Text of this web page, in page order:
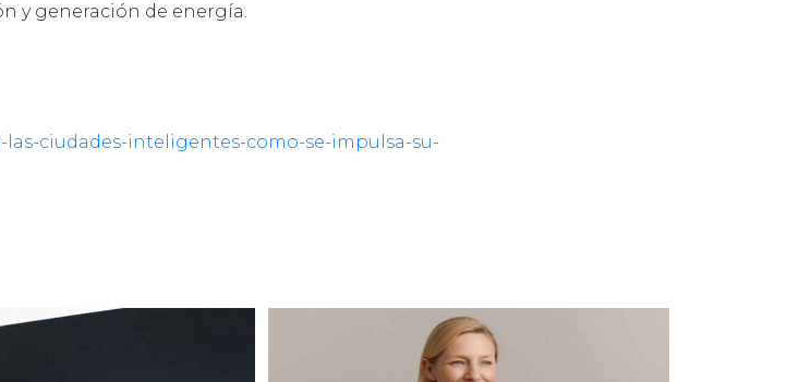
y generación de energía.
las-ciudades-inteligentes-como-se-impulsa-su-